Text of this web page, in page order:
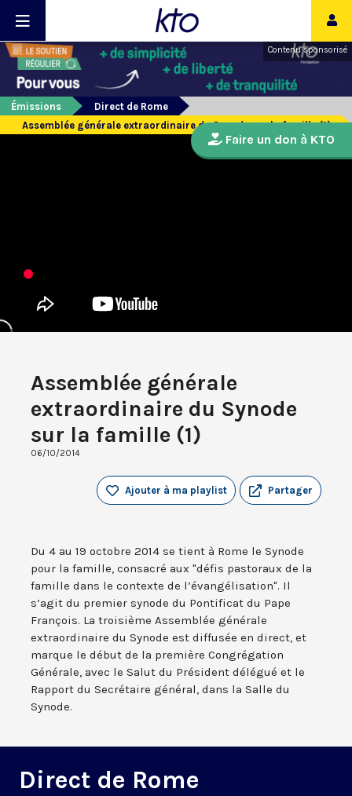
Contenu sponsorisé
Émissions
Direct de Rome
Assemblée générale extraordinaire du Synode sur la famille (1)
Assemblée générale
extraordinaire du Synode
sur la famille (1)
06/10/2014
Partager
Ajouter à ma playlist
Du 4 au 19 octobre 2014 se tient à Rome le Synode
pour la famille, consacré aux "défis pastoraux de la
famille dans le contexte de l’évangélisation". Il
s’agit du premier synode du Pontificat du Pape
François. La troisième Assemblée générale
extraordinaire du Synode est diffusée en direct, et
marque le début de la première Congrégation
Générale, avec le Salut du Président délégué et le
Rapport du Secrétaire général, dans la Salle du
Synode.
Direct de Rome
Faire un don à KTO